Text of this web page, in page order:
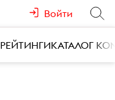
Войти
РЕЙТИНГИКАТАЛОГ